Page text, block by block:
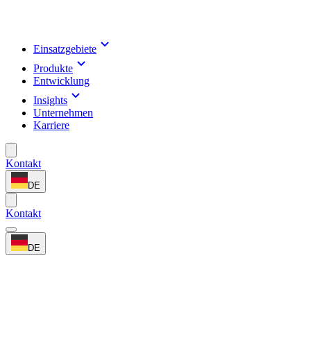
Einsatzgebiete
Produkte
Entwicklung
Insights
Unternehmen
Karriere
Kontakt
DE
Kontakt
DE